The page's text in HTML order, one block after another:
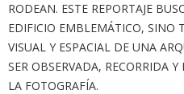
RODEAN. ESTE REPORTAJE
EDIFICIO EMBLEMÁTICO, SINO
VISUAL Y ESPACIAL DE UNA
SER OBSERVADA, RECORRIDA
LA FOTOGRAFÍA.